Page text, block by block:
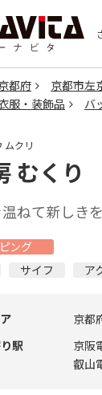
都府 京都市左
服・装飾品 バ
ムクリ
むくり
温ねて新しき
ング
サイフ ア
京都
駅
京阪
叡山